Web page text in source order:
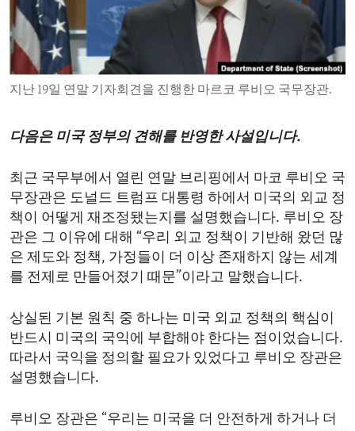
ECONOMY AND TRADE
ENVIRONMENT AND HEALTH
IDEALS AND INSTITUTIONS
지난 19일 연말 기자회견을 진행한 마르코 루비오 국무장관.
다음은 미국 정부의 견해를 반영한 사설입니다.
최근 국무부에서 열린 연말 브리핑에서 마코 루비오 국
무장관은 도널드 트럼프 대통령 하에서 미국의 외교 정
책이 어떻게 재조정됐는지를 설명했습니다. 루비오 장
관은 그 이유에 대해 “우리 외교 정책이 기반해 왔던 많
은 제도와 정책, 가정들이 더 이상 존재하지 않는 세계
를 전제로 만들어졌기 때문”이라고 말했습니다.
상실된 기본 원칙 중 하나는 미국 외교 정책의 핵심이
반드시 미국의 국익에 부합해야 한다는 점이었습니다.
따라서 국익을 정의할 필요가 있었다고 루비오 장관은
설명했습니다.
루비오 장관은 “우리는 미국을 더 안전하게 하거나 더